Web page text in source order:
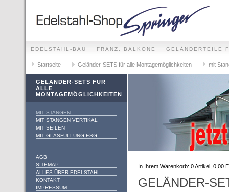
EDELSTAHL-BAU FRANZ. BALKONE GELÄNDERTEILE
GELÄNDER-SETS FÜR ALLE
FOTO-GALLERIE
Startseite Geländer-SETS für alle Montagemöglichkeiten mit
GELÄNDER-SETS FÜR
ALLE
MONTAGEMÖGLICHKEITEN
MIT STANGEN
MIT STANGEN VERTIKAL
MIT SEILEN
MIT GLASFÜLLUNG ESG
AGB
SITEMAP
ALLES ÜBER EDELSTAHL
KONTAKT
IMPRESSUM
In Ihrem Warenkorb: 0Artikel, 0,00
GELÄNDER-